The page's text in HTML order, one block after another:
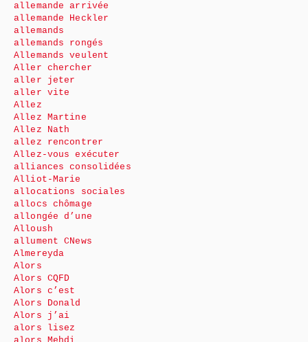
allemande arrivée
allemande Heckler
allemands
allemands rongés
Allemands veulent
Aller chercher
aller jeter
aller vite
Allez
Allez Martine
Allez Nath
allez rencontrer
Allez-vous exécuter
alliances consolidées
Alliot-Marie
allocations sociales
allocs chômage
allongée d’une
Alloush
allument CNews
Almereyda
Alors
Alors CQFD
Alors c’est
Alors Donald
Alors j’ai
alors lisez